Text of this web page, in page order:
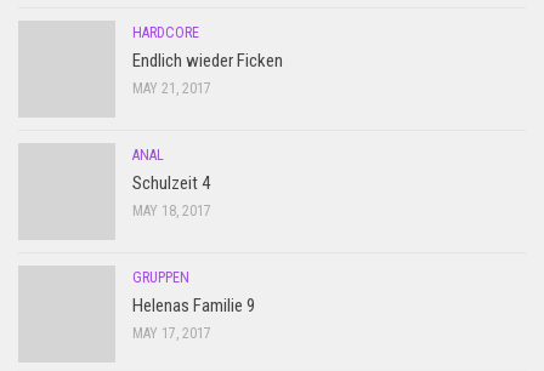
HARDCORE
Endlich wieder Ficken
MAY 21, 2017
ANAL
Schulzeit 4
MAY 18, 2017
GRUPPEN
Helenas Familie 9
MAY 17, 2017